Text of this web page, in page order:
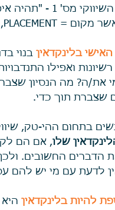
זה החוק
בלינקדאין בנוי
ואפילו
את/ה? מה הנסיון
שצברת תוך כדי.
בתחום ההי-טק,
שלו, אם הם
הדברים החשובים.
לדעת עם מי יש להם
להיות בלינקדאין